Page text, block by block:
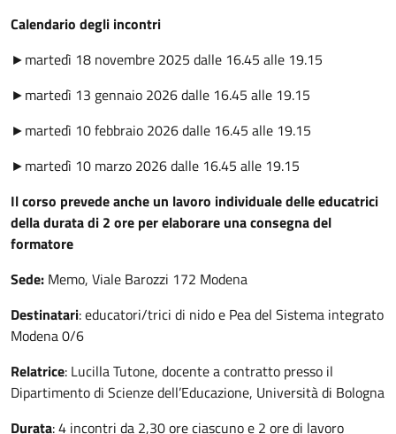
Calendario degli incontri
►martedì 18 novembre 2025 dalle 16.45 alle 19.15
►martedì 13 gennaio 2026 dalle 16.45 alle 19.15
►martedì 10 febbraio 2026 dalle 16.45 alle 19.15
►martedì 10 marzo 2026 dalle 16.45 alle 19.15
Il corso prevede anche un lavoro individuale delle educatrici
della durata di 2 ore per elaborare una consegna del
formatore
Sede: Memo, Viale Barozzi 172 Modena
Destinatari: educatori/trici di nido e Pea del Sistema integrato
Modena 0/6
Relatrice: Lucilla Tutone, docente a contratto presso il
Dipartimento di Scienze dell’Educazione, Università di Bologna
Durata: 4 incontri da 2,30 ore ciascuno e 2 ore di lavoro